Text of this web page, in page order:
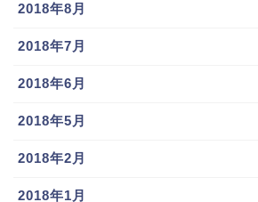
2018年8月
2018年7月
2018年6月
2018年5月
2018年2月
2018年1月